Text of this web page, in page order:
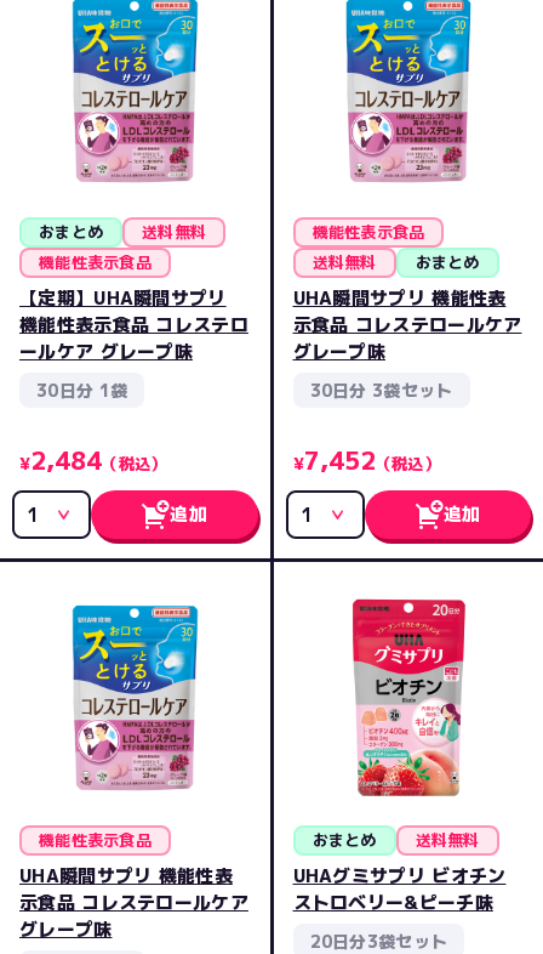
おまとめ
送料無料
機能性表示食品
【定期】UHA瞬間サプリ
機能性表示食品 コレステロ
ールケア グレープ味
30日分 1袋
¥2,484 （税込）
追加
機能性表示食品
送料無料
おまとめ
UHA瞬間サプリ 機能性表
示食品 コレステロールケア
グレープ味
30日分 3袋セット
¥7,452 （税込）
追加
機能性表示食品
UHA瞬間サプリ 機能性表
示食品 コレステロールケア
グレープ味
おまとめ 送料無料
UHAグミサプリ ビオチン
ストロベリー&ピーチ味
20日分3袋セット